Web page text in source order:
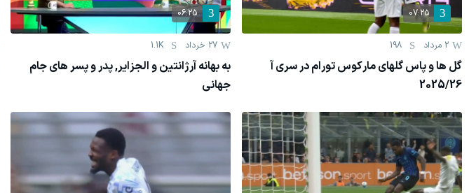
07:25
2 مرداد 198
گل ها و پاس گلهای مارکوس تورام در سری آ
2025/26
06:25
27 خرداد 1.1K
به بهانه آرژانتین و الجزایر, پدر و پسر های جام
جهانی